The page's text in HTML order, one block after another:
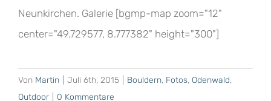
Neunkirchen. Galerie [bgmp-map zoom="12"
center="49.729577, 8.777382" height="300"]
Von Martin Juli 6th, 2015 Bouldern, Fotos, Odenwald,
Outdoor
0 Kommentare